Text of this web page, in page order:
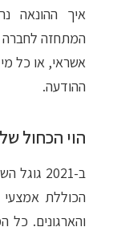
איך ההונאה
המתחזה לחברה
אשראי, או כל
ההודעה.
הוי הכחול של Gmail
ב-2021
הכוללת אמצעי
והארגונים. כל